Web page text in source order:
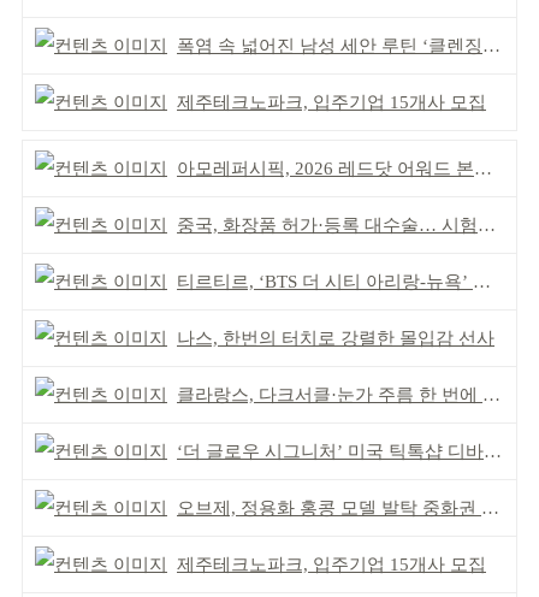
폭염 속 넓어진 남성 세안 루틴 ‘클렌징’ 거래액 급증
제주테크노파크, 입주기업 15개사 모집
아모레퍼시픽, 2026 레드닷 어워드 본상 2개 수상
중국, 화장품 허가·등록 대수술… 시험자료 공용 허용
티르티르, ‘BTS 더 시티 아리랑-뉴욕’ 참여
나스, 한번의 터치로 강렬한 몰입감 선사
클라랑스, 다크서클·눈가 주름 한 번에 더블 케어
‘더 글로우 시그니처’ 미국 틱톡샵 디바이스 부문 1위
오브제, 정용화 홍콩 모델 발탁 중화권 공략 강화
제주테크노파크, 입주기업 15개사 모집